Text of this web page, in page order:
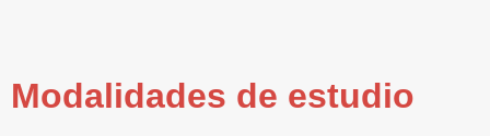
Modalidades de estudio